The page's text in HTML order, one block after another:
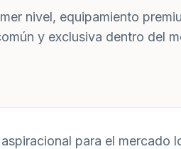
nivel, equipamiento
y exclusiva dentro del
para el mercado